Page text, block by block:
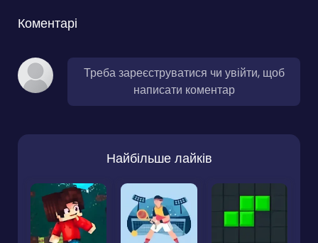
Коментарі
Треба зареєструватися чи увійти, щоб
написати коментар
Найбільше лайків